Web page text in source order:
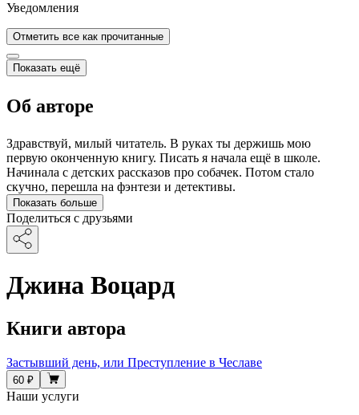
Уведомления
Отметить все как прочитанные
Показать ещё
Об авторе
Здравствуй, милый читатель. В руках ты держишь мою
первую оконченную книгу. Писать я начала ещё в школе.
Начинала с детских рассказов про собачек. Потом стало
скучно, перешла на фэнтези и детективы.
Показать больше
Поделиться с друзьями
Джина Воцард
Книги автора
Застывший день, или Преступление в Чеславе
60 ₽
Наши услуги